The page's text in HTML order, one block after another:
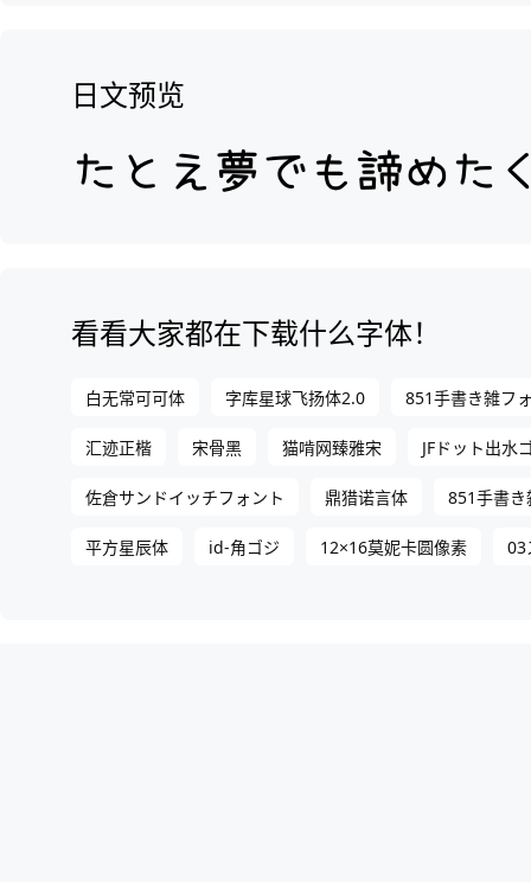
日文预览
看看大家都在下载什么字体！
白无常可可体 字库星球飞扬体2.0 851手書き雑フ
汇迹正楷 宋骨黑 猫啃网臻雅宋 JFドット出水
佐倉サンドイッチフォント 鼎猎诺言体 851手書
平方星辰体 id-角ゴジ 12×16莫妮卡圆像素 03